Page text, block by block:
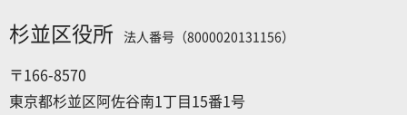
杉並区役所 法人番号（8000020131156）
〒166-8570
東京都杉並区阿佐谷南1丁目15番1号